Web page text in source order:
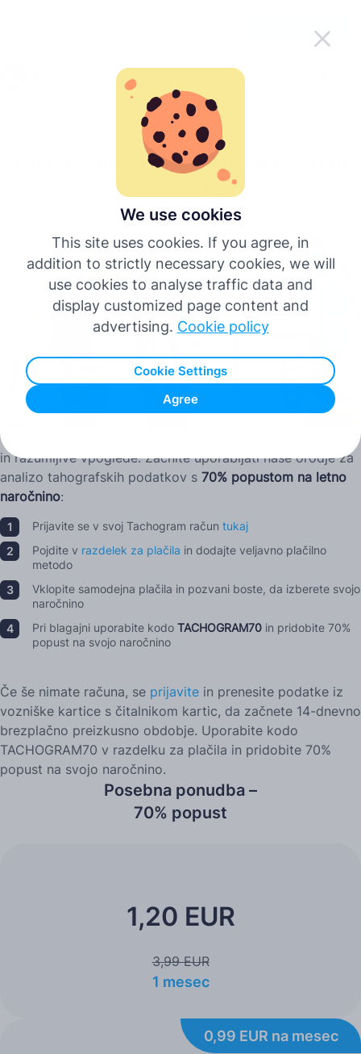
We use cookies
This site uses cookies. If you agree, in
addition to strictly necessary cookies, we will
use cookies to analyse traffic data and
display customized page content and
advertising. Cookie policy
Cookie Settings
Agree
Slovenščina
Français
Italiano
Tachogram – tvoj vsakdanji asistent
na cesti,
že od 1,20 €
Tachogram pretvori zapletene podatke tahografa v jasne
in razumljive vpoglede. Začnite uporabljati naše orodje za
analizo tahografskih podatkov s 70% popustom na letno
naročnino:
Prijavite se v svoj Tachogram račun tukaj
Pojdite v razdelek za plačila in dodajte veljavno plačilno
metodo
Vklopite samodejna plačila in pozvani boste, da izberete svojo
naročnino
Pri blagajni uporabite kodo TACHOGRAM70 in pridobite 70%
popust na svojo naročnino
Če še nimate računa, se prijavite in prenesite podatke iz
vozniške kartice s čitalnikom kartic, da začnete 14-dnevno
brezplačno preizkusno obdobje. Uporabite kodo
TACHOGRAM70 v razdelku za plačila in pridobite 70%
popust na svojo naročnino.
Posebna ponudba –
70% popust
1,20 EUR
3,99 EUR
1 mesec
0,99 EUR na mesec